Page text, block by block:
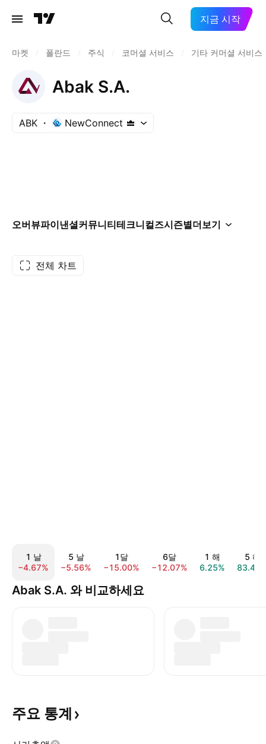
지금 시작
마켓 폴란드 주식 코머셜 서비스 기타 커머셜 서비스
Abak S.A.
ABK NewConnect
오버뷰파이낸셜커뮤니티테크니컬즈시즌별더보기
전체 차트
1 날
−4.67%
5 날
−5.56%
1달
−15.00%
6달
−12.07%
1 해
6.25%
5 해
Abak S.A. 와 비교하세요
주요 통계